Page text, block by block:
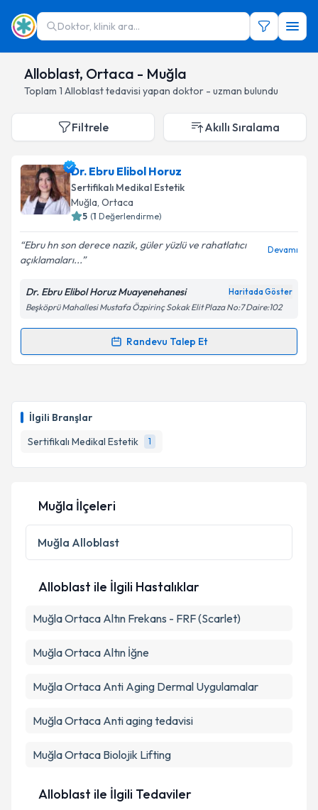
Doktor, klinik ara...
Alloblast, Ortaca - Muğla
Toplam 1 Alloblasttedavisi yapan doktor - uzman bulundu
İlgili Branşlar
Sertifikalı Medikal Estetik
1
Filtrele Akıllı Sıralama
Dr. Ebru Elibol Horuz
Sertifikalı Medikal Estetik
Muğla, Ortaca
5 (1 Değerlendirme)
Ebru hn son derece nazik, güler yüzlü ve rahatlatıcı
açıklamaları...
Devamı
Dr. Ebru Elibol Horuz Muayenehanesi Haritada Göster
Beşköprü Mahallesi Mustafa Özpirinç Sokak Elit Plaza No:7 Daire:102
Randevu Talep Et
Randevu Takvimi Talebi
takvim hazırlandığında e-posta ile bilgilendireceğiz.
Kişisel verilerimin işlenmesine ilişkinAydınlatma
Metni 'ni okudum ve kişisel verilerimin belirtilen
kapsamda işlenmesini kabul ediyorum.
Takvim Talebini Gönder
Muğla İlçeleri
Muğla Alloblast
Alloblast ile İlgili Hastalıklar
Muğla Ortaca Altın Frekans - FRF (Scarlet)
Muğla Ortaca Altın İğne
Muğla Ortaca Anti Aging Dermal Uygulamalar
Muğla Ortaca Anti aging tedavisi
Muğla Ortaca Biolojik Lifting
Alloblast ile İlgili Tedaviler